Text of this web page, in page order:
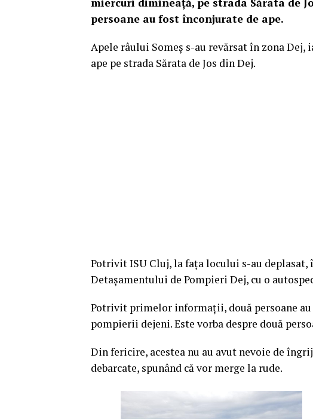
persoane au fost înconjurate de ape.
Apele râului Someș s-au revărsat în zona
ape pe strada Sărata de Jos din Dej.
Potrivit ISU Cluj, la fața locului s-au
Detașamentului de Pompieri Dej, cu o
Potrivit primelor informații, două persoane au
pompierii dejeni. Este vorba despre două
Din fericire, acestea nu au avut nevoie de
debarcate, spunând că vor merge la rude.